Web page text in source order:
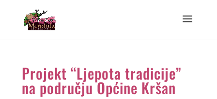
Projekt “Ljepota tradicije”
na području Općine Kršan